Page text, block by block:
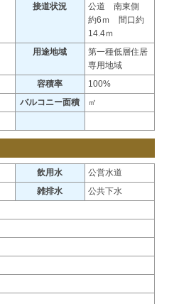
接道状況
公道 南東側
約6ｍ 間口約
14.4ｍ
用途地域
第一種低層住居
専用地域
容積率
100%
バルコニー面積
㎡
飲用水
公営水道
雑排水
公共下水